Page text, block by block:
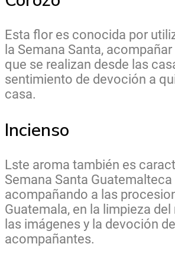
Esta flor es conocida por
la Semana Santa,
que se realizan desde las
sentimiento de devoción a
casa.
Incienso
Lste aroma también es
Semana Santa Guatemalteca
acompañando a las
Guatemala, en la limpieza
las imágenes y la devoción
acompañantes.